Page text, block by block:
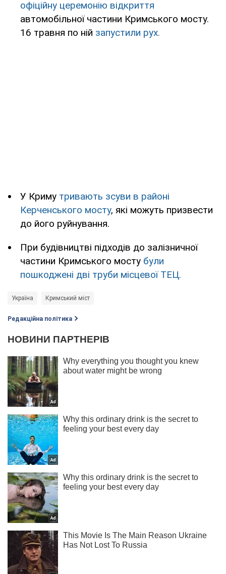
офіційну церемонію відкриття
автомобільної частини Кримського мосту.
16 травня по ній запустили рух.
У Криму тривають зсуви в районі
Керченського мосту, які можуть призвести
до його руйнування.
При будівництві підходів до залізничної
частини Кримського мосту були
пошкоджені дві труби місцевої ТЕЦ.
Україна Кримський міст
Редакційна політика